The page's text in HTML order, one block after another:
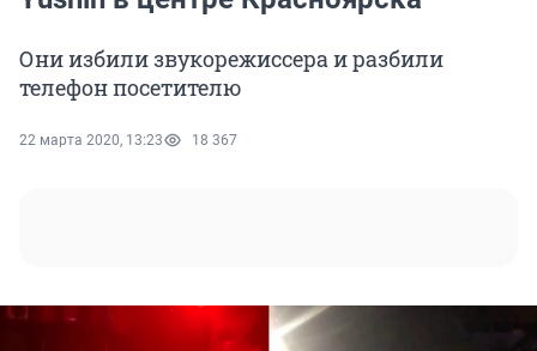
Они избили звукорежиссера и разбили
телефон посетителю
22 марта 2020, 13:23 18 367